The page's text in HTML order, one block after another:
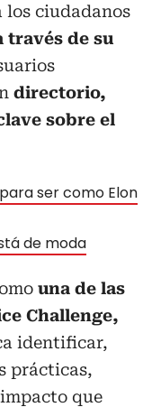
ciudadanos
través de su
directorio,
sobre el
ser como Elon
de moda
una de las
Challenge,
identificar,
prácticas,
que